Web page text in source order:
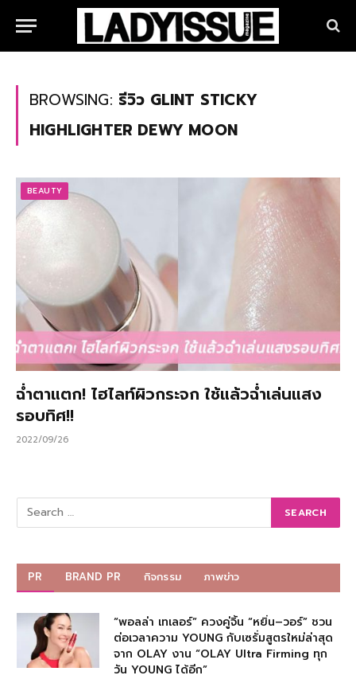
BROWSING: รีวิว GLINT STICKY
HIGHLIGHTER DEWY MOON
BEAUTY
ฉ่ำตาแตก! ไฮไลท์ผิวกระจก ใช้แล้วฉ่ำเล่นแสง
รอบทิศ!!
2022/09/26
PR BRAND PR กิจกรรม ภาพข่าว
“พอลล่า เทเลอร์” ควงคู่จิ้น “หยิ่น–วอร์” ชวน
ต่อเวลาความ YOUNG กับเซรั่มสูตรใหม่ล่าสุด
จาก OLAY งาน “OLAY Ultra Firming ทุก
วัน YOUNG ได้อีก”